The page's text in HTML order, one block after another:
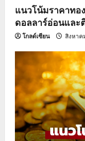
แนวโน้มราคาทอ
ดอลลาร์อ่อนและ
โกลด์เซียน สิงหาค